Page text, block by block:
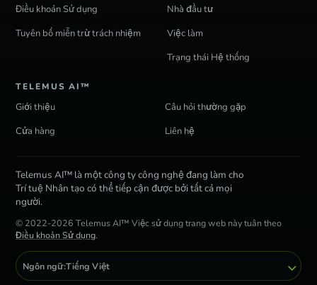
Telemus AI™ là một công ty công nghệ đang làm cho
Trí tuệ Nhân tạo có thể tiếp cận được bởi tất cả mọi
người.
© 2022-2026 Telemus AI™ Việc sử dụng trang web này tuân theo
Điều khoản Sử dụng.
Ngôn ngữ:Tiếng Việt
Điều khoản Sử dụng
Tuyên bố miễn trừ trách nhiệm
Nhà đầu tư
Việc làm
Trạng thái Hệ thống
TELEMUS AI™
Giới thiệu
Câu hỏi thường gặp
Cửa hàng
Liên hệ